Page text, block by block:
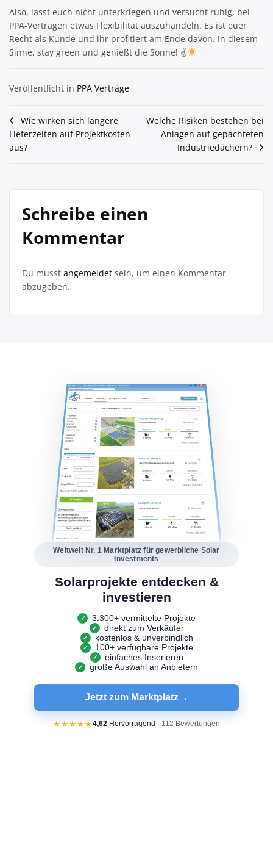
Also, lasst euch nicht unterkriegen und versucht ruhig, bei
PPA-Verträgen etwas Flexibilität auszuhandeln. Es ist euer
Recht als Kunde und ihr profitiert am Ende davon. In diesem
Sinne, stay green und genießt die Sonne! ✌
Veröffentlicht in PPA Verträge
Beitragsnavigation
Wie wirken sich längere
Lieferzeiten auf Projektkosten
aus?
Welche Risiken bestehen bei
Anlagen auf gepachteten
Industriedächern?
Schreibe einen
Kommentar
Du musst angemeldet sein, um einen Kommentar
abzugeben.